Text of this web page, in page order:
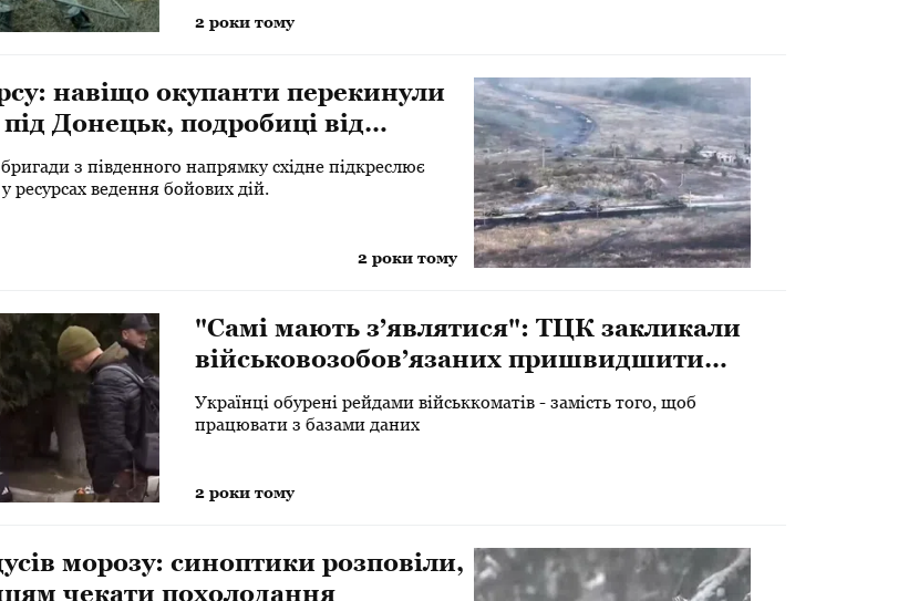
2 роки тому
навіщо окупанти перекинули
під Донецьк, подробиці від
з південного напрямку східне підкреслює
ресурсах ведення бойових дій.
2 роки тому
"Самі мають з’являтися": ТЦК закликали
військовозобов’язаних пришвидшити
мобілізацію
Українці обурені рейдами військкоматів - замість того, щоб
працювати з базами даних
2 роки тому
морозу: синоптики розповіли,
чекати похолодання